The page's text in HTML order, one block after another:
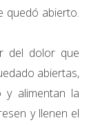
quedó abierto.
del dolor que
abiertas,
y alimentan la
y llenen el